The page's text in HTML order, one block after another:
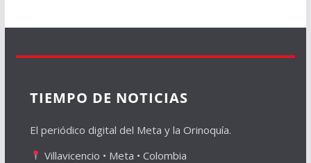
TIEMPO DE NOTICIAS
El periódico digital del Meta y la Orinoquía.
Villavicencio • Meta • Colombia